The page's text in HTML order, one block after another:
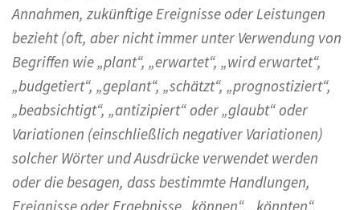
Annahmen, zukünftige Ereignisse oder Leistungen
bezieht (oft, aber nicht immer unter Verwendung von
Begriffen wie „plant“, „erwartet“, „wird erwartet“,
„budgetiert“, „geplant“, „schätzt“, „prognostiziert“,
„beabsichtigt“, „antizipiert“ oder „glaubt“ oder
Variationen (einschließlich negativer Variationen)
solcher Wörter und Ausdrücke verwendet werden
oder die besagen, dass bestimmte Handlungen,
Ereignisse oder Ergebnisse „können“, „könnten“,